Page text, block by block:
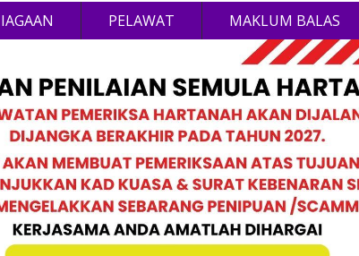
PELAWAT MAKLUM BALAS